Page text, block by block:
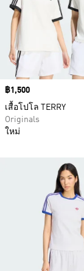
Price
฿1,500
เสื้อโปโล TERRY
Originals
ใหม่